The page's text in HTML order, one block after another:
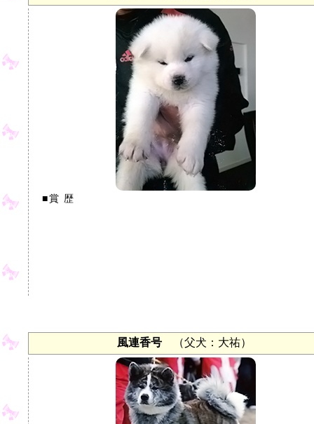
■賞 歴
風連香号（父犬：大祐）